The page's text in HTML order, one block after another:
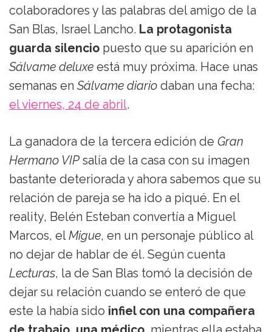
colaboradores y las palabras del amigo de la
San Blas, Israel Lancho. La protagonista
guarda silencio puesto que su aparición en
Sálvame deluxe está muy próxima. Hace unas
semanas en Sálvame diario daban una fecha:
el viernes, 24 de abril.
La ganadora de la tercera edición de Gran
Hermano VIP salía de la casa con su imagen
bastante deteriorada y ahora sabemos que su
relación de pareja se ha ido a piqué. En el
reality, Belén Esteban convertía a Miguel
Marcos, elMigue, en un personaje público al
no dejar de hablar de él. Según cuenta
Lecturas, la de San Blas tomó la decisión de
dejar su relación cuando se enteró de que
este la había sido infiel con una compañera